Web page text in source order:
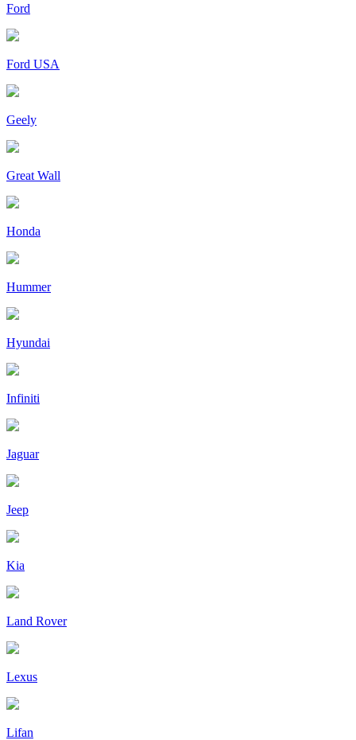
Ford
Ford USA
Geely
Great Wall
Honda
Hummer
Hyundai
Infiniti
Jaguar
Jeep
Kia
Land Rover
Lexus
Lifan